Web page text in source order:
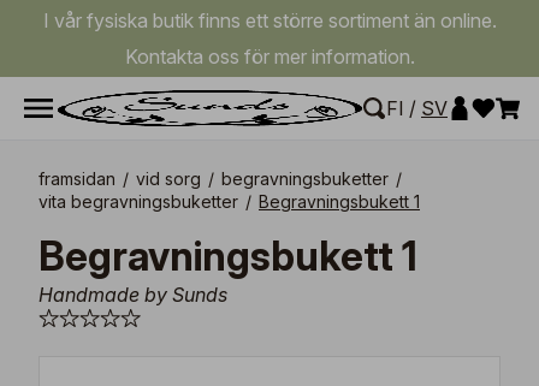
I vår fysiska butik finns ett större sortiment än online.
Kontakta oss för mer information.
FI / SV
framsidan / vid sorg / begravningsbuketter /
vita begravningsbuketter / Begravningsbukett 1
Begravningsbukett 1
Handmade by Sunds